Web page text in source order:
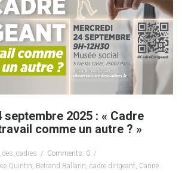
septembre 2025 : « Cadre
comme un autre ? »
Comments: 0
Quintin Betrand Ballarin cadre dirigeant Carine